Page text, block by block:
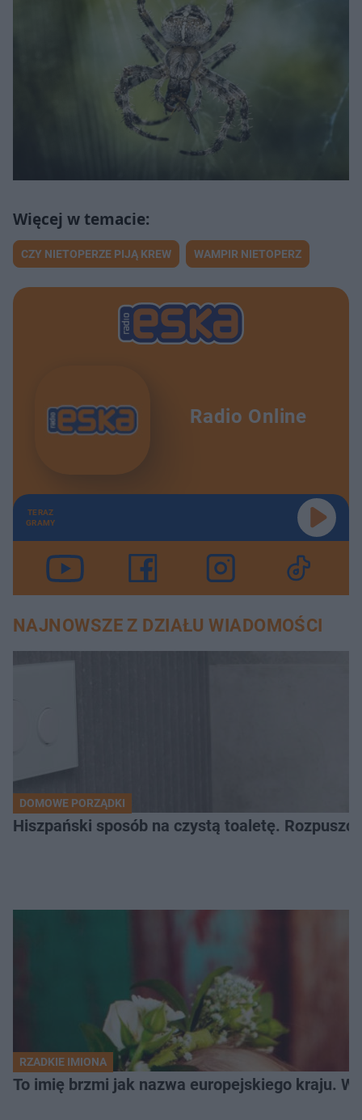
CZY NIETOPERZE PIJĄ KREW WAMPIR NIETOPERZ
Radio Online
TERAZ
GRAMY
NAJNOWSZE Z DZIAŁU WIADOMOŚCI
DOMOWE PORZĄDKI
Hiszpański sposób na czystą toaletę.
RZADKIE IMIONA
To imię brzmi jak nazwa europejskiego kraju.